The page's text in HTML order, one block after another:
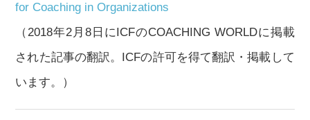
for Coaching in Organizations
（2018年2月8日にICFのCOACHING WORLDに掲載
された記事の翻訳。ICFの許可を得て翻訳・掲載して
います。）